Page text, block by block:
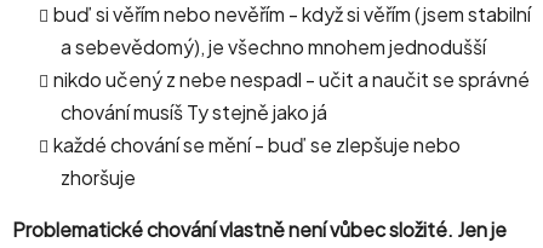
buď si věřím nebo nevěřím - když si věřím (jsem stabilní
a sebevědomý), je všechno mnohem jednodušší
nikdo učený z nebe nespadl - učit a naučit se správné
chování musíš Ty stejně jako já
každé chování se mění - buď se zlepšuje nebo
zhoršuje
Problematické chování vlastně není vůbec složité. Jen je